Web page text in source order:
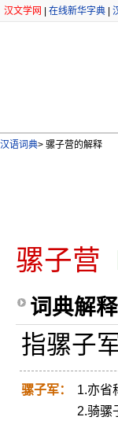
汉文学网 在线新华字典
汉语词典> 骡子营的解释
骡子营
词典解释
指骡子军
骡子军：
1.亦省
2.骑骡